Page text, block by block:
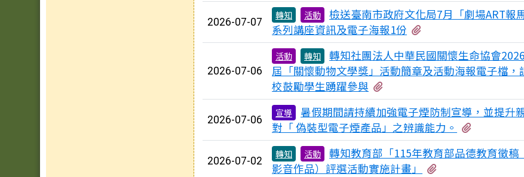
2026-07-07
轉知 活動
檢送臺南市政府文化局7月「劇場ART報馬
系列講座資訊及電子海報1份
2026-07-06
活動 轉知
轉知社團法人中華民國關懷生命協會
屆「關懷動物文學獎」活動簡章及活動海報電子檔，
校鼓勵學生踴躍參與
2026-07-06
宣導
暑假期間請持續加強電子煙防制宣導，並提升
對「 偽裝型電子煙產品」之辨識能力。
2026-07-02
轉知 活動
轉知教育部「115年教育部品德教育徵稿
影音作品）評選活動實施計畫」